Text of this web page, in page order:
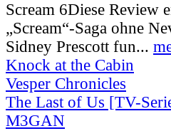
Scream 6Diese Review
„Scream“-Saga ohne
Sidney Prescott fun...
Knock at the Cabin
Vesper Chronicles
The Last of Us [TV-
M3GAN